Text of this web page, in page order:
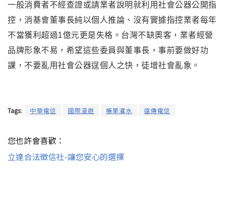
一般消費者不經查證或請業者說明就利用社會公器公開指
控，消基會董事長純以個人推論、沒有實據指控業者每年
不當獲利超過1億元更是失格。台灣不缺奧客，業者經營
品牌形象不易，希望這些委員與董事長，事前要做好功
課，不要亂用社會公器逞個人之快，徒增社會亂象。
Tags: 中華電信 國際漫遊 帳單灌水 遠傳電信
您也許會喜歡：
立達合法徵信社-讓您安心的選擇